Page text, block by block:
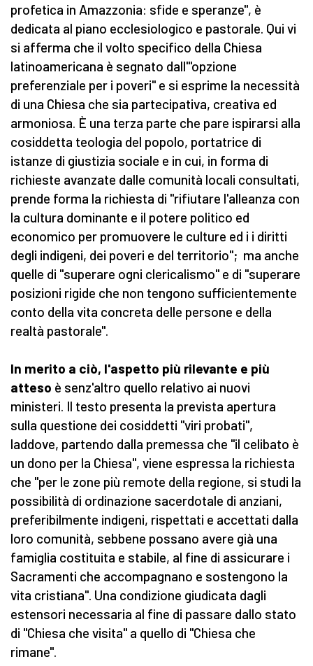
profetica in Amazzonia: sfide e speranze", è
dedicata al piano ecclesiologico e pastorale. Qui vi
si afferma che il volto specifico della Chiesa
latinoamericana è segnato dall'"opzione
preferenziale per i poveri" e si esprime la necessità
di una Chiesa che sia partecipativa, creativa ed
armoniosa. È una terza parte che pare ispirarsi alla
cosiddetta teologia del popolo, portatrice di
istanze di giustizia sociale e in cui, in forma di
richieste avanzate dalle comunità locali consultati,
prende forma la richiesta di "rifiutare l'alleanza con
la cultura dominante e il potere politico ed
economico per promuovere le culture ed i i diritti
degli indigeni, dei poveri e del territorio"; ma anche
quelle di "superare ogni clericalismo" e di "superare
posizioni rigide che non tengono sufficientemente
conto della vita concreta delle persone e della
realtà pastorale".
In merito a ciò, l'aspetto più rilevante e più
atteso è senz'altro quello relativo ai nuovi
ministeri. Il testo presenta la prevista apertura
sulla questione dei cosiddetti "viri probati",
laddove, partendo dalla premessa che "il celibato è
un dono per la Chiesa", viene espressa la richiesta
che "per le zone più remote della regione, si studi la
possibilità di ordinazione sacerdotale di anziani,
preferibilmente indigeni, rispettati e accettati dalla
loro comunità, sebbene possano avere già una
famiglia costituita e stabile, al fine di assicurare i
Sacramenti che accompagnano e sostengono la
vita cristiana". Una condizione giudicata dagli
estensori necessaria al fine di passare dallo stato
di "Chiesa che visita" a quello di "Chiesa che
rimane".